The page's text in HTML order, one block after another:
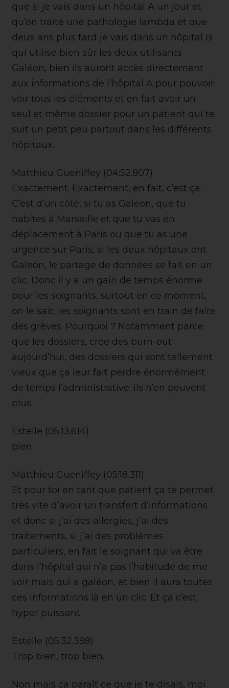
que si je vais dans un hôpital A un jour et
qu’on traite une pathologie lambda et que
deux ans plus tard je vais dans un hôpital B
qui utilise bien sûr les deux utilisants
Galéon, bien ils auront accès directement
aux informations de l’hôpital A pour pouvoir
voir tous les éléments et en fait avoir un
seul et même dossier pour un patient qui te
suit un petit peu partout dans les différents
hôpitaux.
Matthieu Gueniffey (04:52.807)
Exactement. Exactement, en fait, c’est ça.
C’est d’un côté, si tu as Galeon, que tu
habites à Marseille et que tu vas en
déplacement à Paris ou que tu as une
urgence sur Paris, si les deux hôpitaux ont
Galeon, le partage de données se fait en un
clic. Donc il y a un gain de temps énorme
pour les soignants, surtout en ce moment,
on le sait, les soignants sont en train de faire
des grèves. Pourquoi ? Notamment parce
que les dossiers, crée des burn-out
aujourd’hui, des dossiers qui sont tellement
vieux que ça leur fait perdre énormément
de temps l’administrative. ils n’en peuvent
plus.
Estelle (05:13.614)
bien
Matthieu Gueniffey (05:18.311)
Et pour toi en tant que patient ça te permet
très vite d’avoir un transfert d’informations
et donc si j’ai des allergies, j’ai des
traitements, si j’ai des problèmes
particuliers, en fait le soignant qui va être
dans l’hôpital qui n’a pas l’habitude de me
voir mais qui a galéon, et bien il aura toutes
ces informations là en un clic. Et ça c’est
hyper puissant.
Estelle (05:32.398)
Trop bien, trop bien.
Non mais ça paraît ce que je te disais, moi